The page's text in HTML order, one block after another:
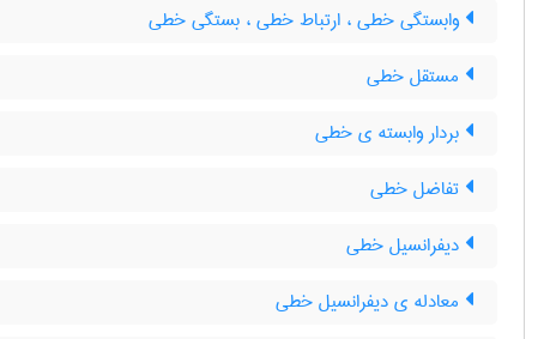
وابستگی خطی ، ارتباط خطی ، بستگی خطی
مستقل خطی
بردار وابسته ی خطی
تفاضل خطی
دیفرانسیل خطی
معادله ی دیفرانسیل خطی